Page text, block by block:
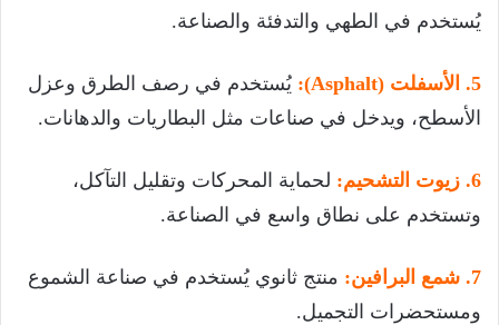
يُستخدم في الطهي والتدفئة والصناعة.
5. الأسفلت (Asphalt):
يُستخدم في رصف الطرق وعزل
الأسطح، ويدخل في صناعات مثل البطاريات والدهانات.
6. زيوت التشحيم:
لحماية المحركات وتقليل التآكل،
وتستخدم على نطاق واسع في الصناعة.
7. شمع البرافين:
منتج ثانوي يُستخدم في صناعة الشموع
ومستحضرات التجميل.